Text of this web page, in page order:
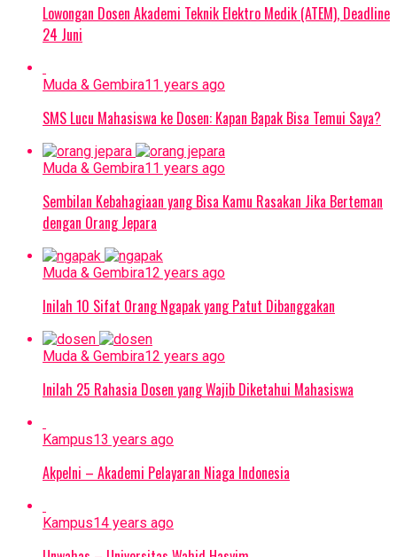
Lowongan Dosen Akademi Teknik Elektro Medik (ATEM), Deadline
24 Juni
Muda & Gembira11 years ago
SMS Lucu Mahasiswa ke Dosen: Kapan Bapak Bisa Temui Saya?
Muda & Gembira11 years ago
Sembilan Kebahagiaan yang Bisa Kamu Rasakan Jika Berteman
dengan Orang Jepara
Muda & Gembira12 years ago
Inilah 10 Sifat Orang Ngapak yang Patut Dibanggakan
Muda & Gembira12 years ago
Inilah 25 Rahasia Dosen yang Wajib Diketahui Mahasiswa
Kampus13 years ago
Akpelni – Akademi Pelayaran Niaga Indonesia
Kampus14 years ago